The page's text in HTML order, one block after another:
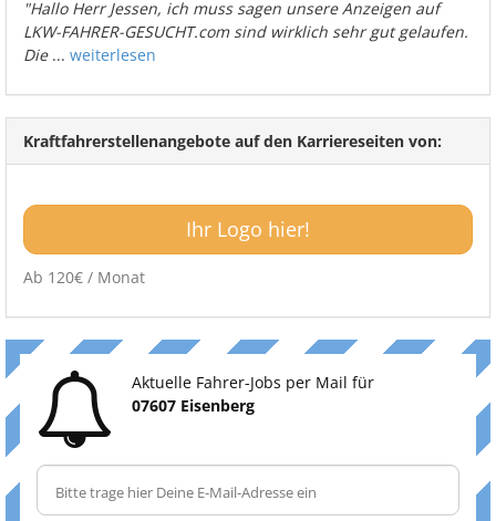
"Hallo Herr Jessen, ich muss sagen unsere Anzeigen auf
LKW-FAHRER-GESUCHT.com sind wirklich sehr gut gelaufen.
Die... weiterlesen
Kraftfahrerstellenangebote auf den Karriereseiten von:
Ihr Logo hier!
Ab 120€ / Monat
Aktuelle Fahrer-Jobs per Mail für
07607 Eisenberg